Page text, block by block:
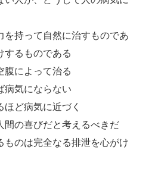
を持って自然に治すものであ
するものである
腹によって治る
病気にならない
ほど病気に近づく
間の喜びだと考えるべきだ
ものは完全なる排泄を心がけ